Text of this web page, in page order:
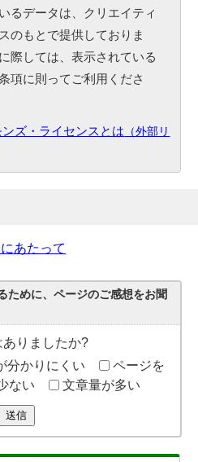
るデータは、クリエイティ
のもとで提供しておりま
際しては、表示されている
項に則ってご利用くださ
ズ・ライセンスとは （外部リ
あたって
ために、ページのご感想をお聞
りましたか?
分かりにくい
ページを
ない 文章量が多い
送信